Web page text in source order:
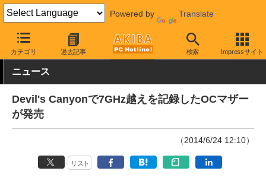
Powered by Translate
カテゴリ 過去記事 検索 Impressサイト
AKIBA PC Hotline! PCパーツ マザーボード ASRock
ニュース
Devil's Canyonで7GHz越えを記録したOCマザー
が発売
（2014/6/24 12:10）
リスト